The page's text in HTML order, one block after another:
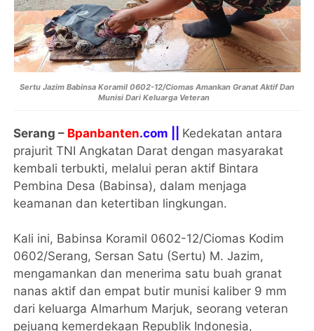
Sertu Jazim Babinsa Koramil 0602-12/Ciomas Amankan Granat Aktif Dan
Munisi Dari Keluarga Veteran
Serang – Bpanbanten.com || Kedekatan antara
prajurit TNI Angkatan Darat dengan masyarakat
kembali terbukti, melalui peran aktif Bintara
Pembina Desa (Babinsa), dalam menjaga
keamanan dan ketertiban lingkungan.
Kali ini, Babinsa Koramil 0602-12/Ciomas Kodim
0602/Serang, Sersan Satu (Sertu) M. Jazim,
mengamankan dan menerima satu buah granat
nanas aktif dan empat butir munisi kaliber 9 mm
dari keluarga Almarhum Marjuk, seorang veteran
pejuang kemerdekaan Republik Indonesia,